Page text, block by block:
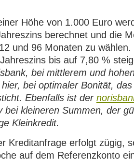
Höhe von 1.000 Euro
berechnet und die
und 96 Monaten zu
bis auf 7,80 %
bei mittlerem und
bei optimaler Bonität,
Ebenfalls ist der
bei kleineren Summen, der
Kleinkredit.
Kreditanfrage erfolgt zügig,
auf dem Referenzkonto